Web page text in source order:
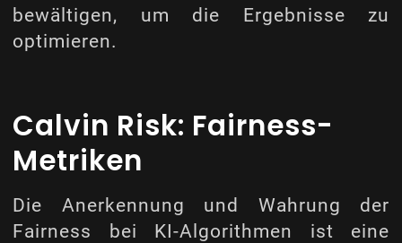
bewältigen, um die Ergebnisse zu
optimieren.
Calvin Risk: Fairness-
Metriken
Die Anerkennung und Wahrung der
Fairness bei KI-Algorithmen ist eine